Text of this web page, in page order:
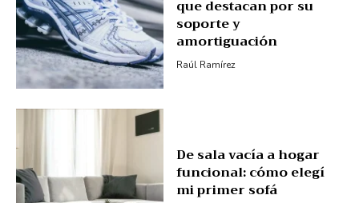
que destacan por su
soporte y
amortiguación
Raúl Ramírez
De sala vacía a hogar
funcional: cómo elegí
mi primer sofá